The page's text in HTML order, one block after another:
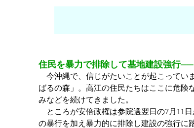
住民を暴力で排除して基地建設強行
今沖縄で、信じがたいことが起こってい
ばるの森」。高江の住民たちはここに危険
みなどを続けてきました。
ところが安倍政権は参院選翌日の7月11
の暴行を加え暴力的に排除し建設の強行に